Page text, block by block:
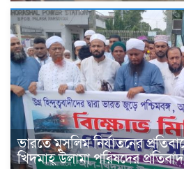
ভারতে মুসলিম নির্যাতনের
খিদমাহ্ উলামা পরিষদের